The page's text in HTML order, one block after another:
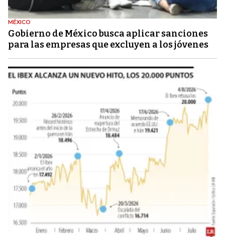
MÉXICO
Gobierno de México busca aplicar sanciones
para las empresas que excluyen a los jóvenes